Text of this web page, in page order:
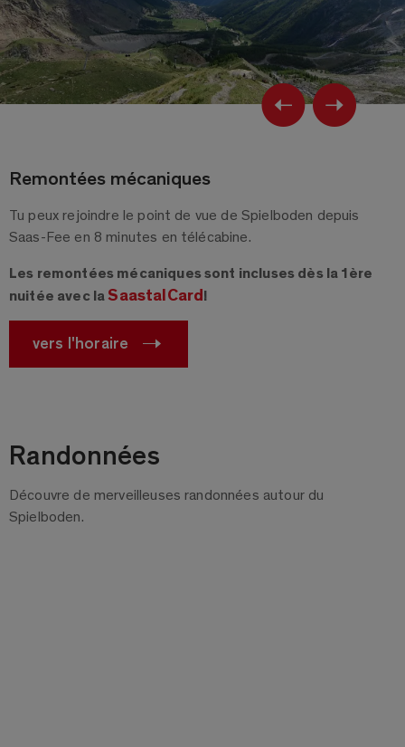
Remontées mécaniques
Tu peux rejoindre le point de vue de Spielboden depuis
Saas-Fee en 8 minutes en télécabine.
Les remontées mécaniques sont incluses dès la 1ère
nuitée avec laSaastalCard!
vers l'horaire
Randonnées
Découvre de merveilleuses randonnées autour du
Spielboden.